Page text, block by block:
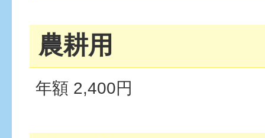
農耕用
年額 2,400円